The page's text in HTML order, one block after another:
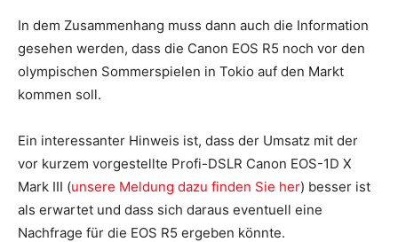
In dem Zusammenhang muss dann auch die Information
gesehen werden, dass die Canon EOS R5 noch vor den
olympischen Sommerspielen in Tokio auf den Markt
kommen soll.
Ein interessanter Hinweis ist, dass der Umsatz mit der
vor kurzem vorgestellte Profi-DSLR Canon EOS-1D X
Mark III (unsere Meldung dazu finden Sie her) besser ist
als erwartet und dass sich daraus eventuell eine
Nachfrage für die EOS R5 ergeben könnte.